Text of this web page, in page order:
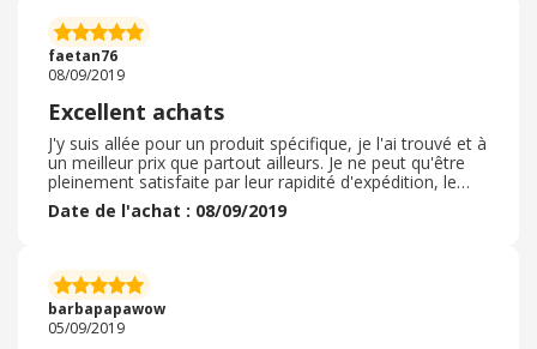
faetan76
08/09/2019
Excellent achats
J'y suis allée pour un produit spécifique, je l'ai trouvé et à
un meilleur prix que partout ailleurs. Je ne peut qu'être
pleinement satisfaite par leur rapidité d'expédition, le
délai de la livraison ainsi que de la discrétion du produit
livré ( la qualité du produit advient du laboratoire. Je le
alors venez nombreux et n'hésitez surtout pas et faite
vos achats vous serez bien satisfait bienvenue
Date de l'achat : 08/09/2019
barbapapawow
05/09/2019